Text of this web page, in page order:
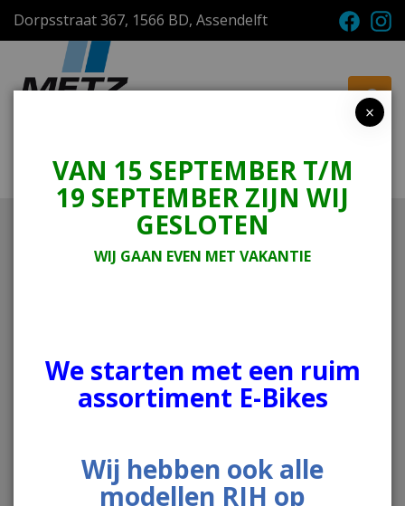
Dorpsstraat 367, 1566 BD, Assendelft
Menu Winkelwagen
Tweewielers
Kinderfietsen
×
VAN 15 SEPTEMBER T/M
19 SEPTEMBER ZIJN WIJ
GESLOTEN
WIJ GAAN EVEN MET VAKANTIE
We starten met een ruim
assortiment E-Bikes
Wij hebben ook alle
modellen RIH op